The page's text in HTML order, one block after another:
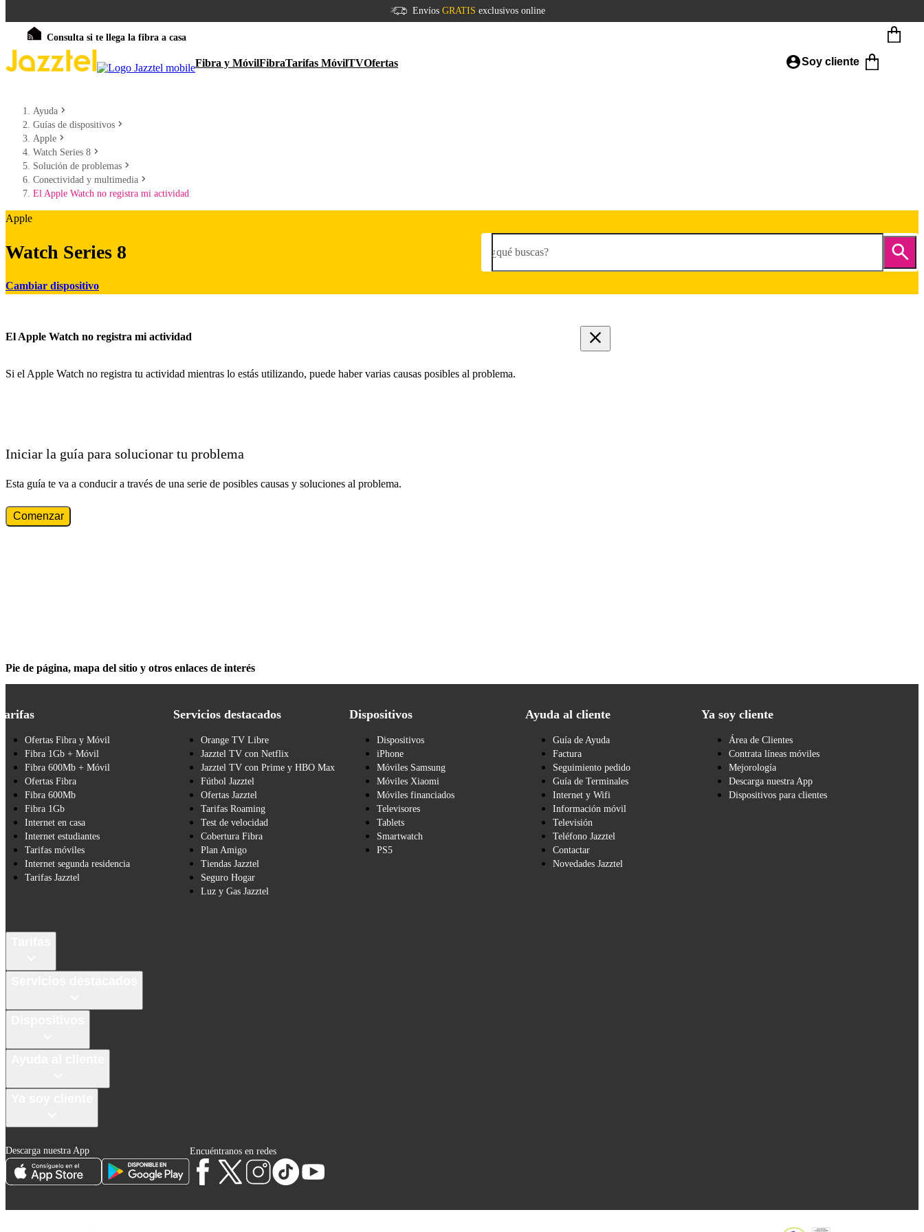
Envíos GRATIS exclusivos online
Consulta si te llega la fibra a casa
Fibra y MóvilFibraTarifas MóvilTVOfertas Soy cliente
Ayuda
Guías de dispositivos
Apple
Watch Series 8
Solución de problemas
Conectividad y multimedia
El Apple Watch no registra mi actividad
Apple
Watch Series 8
Cambiar dispositivo
¿qué buscas?
El Apple Watch no registra mi actividad
Si el Apple Watch no registra tu actividad mientras lo estás utilizando, puede haber varias causas posibles al problema.
Iniciar la guía para solucionar tu problema
Esta guía te va a conducir a través de una serie de posibles causas y soluciones al problema.
Comenzar
Pie de página, mapa del sitio y otros enlaces de interés
Ofertas Fibra y Móvil
Fibra 1Gb + Móvil
Fibra 600Mb + Móvil
Ofertas Fibra
Fibra 600Mb
Fibra 1Gb
Internet en casa
Internet estudiantes
Tarifas móviles
Internet segunda residencia
Tarifas Jazztel
Servicios destacados
Orange TV Libre
Jazztel TV con Netflix
Jazztel TV con Prime y HBO Max
Fútbol Jazztel
Ofertas Jazztel
Tarifas Roaming
Test de velocidad
Cobertura Fibra
Plan Amigo
Tiendas Jazztel
Seguro Hogar
Luz y Gas Jazztel
Dispositivos
Dispositivos
iPhone
Móviles Samsung
Móviles Xiaomi
Móviles financiados
Televisores
Tablets
Smartwatch
PS5
Ayuda al cliente
Guía de Ayuda
Factura
Seguimiento pedido
Guía de Terminales
Internet y Wifi
Información móvil
Televisión
Teléfono Jazztel
Contactar
Novedades Jazztel
Ya soy cliente
Área de Clientes
Contrata líneas móviles
Mejorología
Descarga nuestra App
Dispositivos para clientes
Descarga nuestra App Encuéntranos en redes